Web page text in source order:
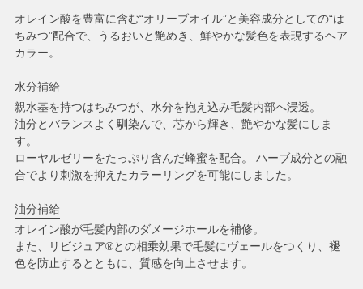
オレイン酸を豊富に含む“オリーブオイル”と美容成分としての“は
ちみつ”配合で、うるおいと艶めき、鮮やかな髪色を表現するヘア
カラー。
水分補給
親水基を持つはちみつが、水分を抱え込み毛髪内部へ浸透。
油分とバランスよく馴染んで、芯から輝き、艶やかな髪にしま
す。
ローヤルゼリーをたっぷり含んだ蜂蜜を配合。 ハーブ成分との融
合でより刺激を抑えたカラーリングを可能にしました。
油分補給
オレイン酸が毛髪内部のダメージホールを補修。
また、リビジュア®との相乗効果で毛髪にヴェールをつくり、褪
色を防止するとともに、質感を向上させます。